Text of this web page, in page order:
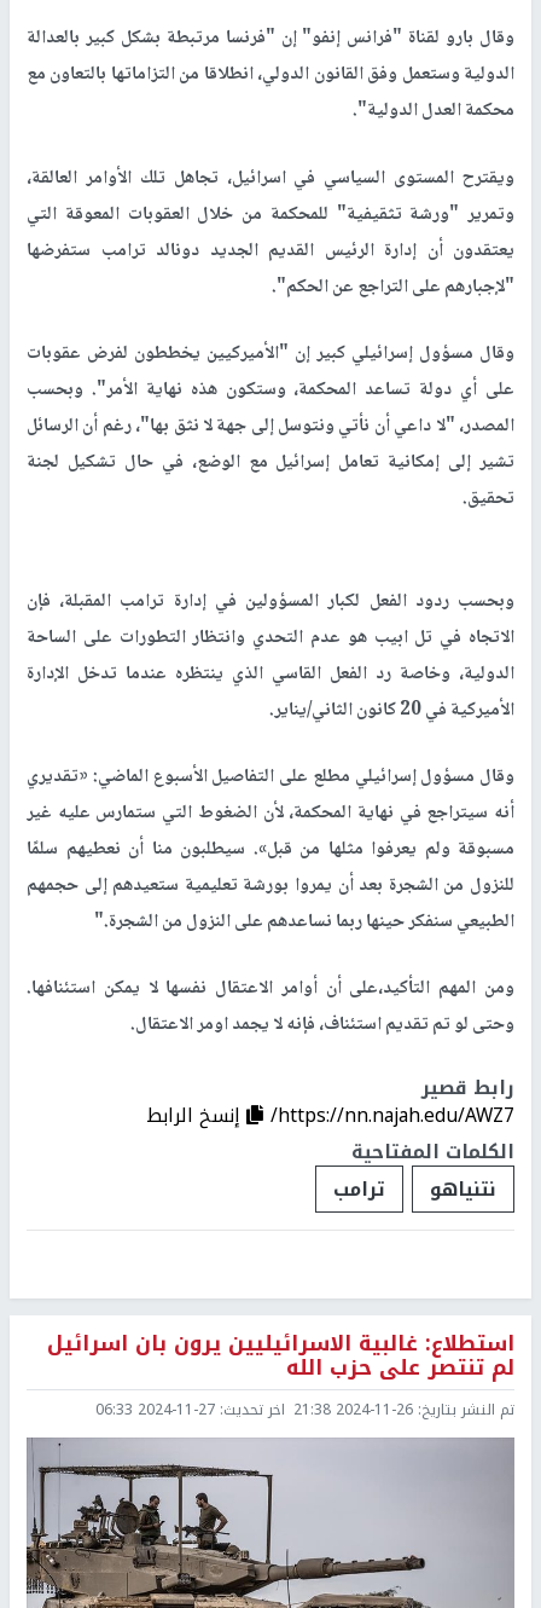
وقال بارو لقناة "فرانس إنفو" إن "فرنسا مرتبطة بشكل كبير بالعدالة
الدولية وستعمل وفق القانون الدولي، انطلاقا من التزاماتها بالتعاون مع
محكمة العدل الدولية".
ويقترح المستوى السياسي في اسرائيل، تجاهل تلك الأوامر العالقة،
وتمرير "ورشة تثقيفية" للمحكمة من خلال العقوبات المعوقة التي
يعتقدون أن إدارة الرئيس القديم الجديد دونالد ترامب ستفرضها
"لإجبارهم على التراجع عن الحكم".
وقال مسؤول إسرائيلي كبير إن "الأميركيين يخططون لفرض عقوبات
على أي دولة تساعد المحكمة، وستكون هذه نهاية الأمر". وبحسب
المصدر، "لا داعي أن نأتي ونتوسل إلى جهة لا نثق بها"، رغم أن الرسائل
تشير إلى إمكانية تعامل إسرائيل مع الوضع، في حال تشكيل لجنة
تحقيق.
وبحسب ردود الفعل لكبار المسؤولين في إدارة ترامب المقبلة، فإن
الاتجاه في تل ابيب هو عدم التحدي وانتظار التطورات على الساحة
الدولية، وخاصة رد الفعل القاسي الذي ينتظره عندما تدخل الإدارة
الأميركية في 20 كانون الثاني/يناير.
وقال مسؤول إسرائيلي مطلع على التفاصيل الأسبوع الماضي: «تقديري
أنه سيتراجع في نهاية المحكمة، لأن الضغوط التي ستمارس عليه غير
مسبوقة ولم يعرفوا مثلها من قبل». سيطلبون منا أن نعطيهم سلمًا
للنزول من الشجرة بعد أن يمروا بورشة تعليمية ستعيدهم إلى حجمهم
الطبيعي سنفكر حينها ربما نساعدهم على النزول من الشجرة."
ومن المهم التأكيد،على أن أوامر الاعتقال نفسها لا يمكن استئنافها.
وحتى لو تم تقديم استئناف، فإنه لا يجمد اومر الاعتقال.
رابط قصير
https://nn.najah.edu/AWZ7/
إنسخ الرابط
الكلمات المفتاحية
نتنياهو
ترامب
استطلاع: غالبية الاسرائيليين يرون بان اسرائيل
لم تنتصر على حزب الله
تم النشر بتاريخ: 2024-11-26 21:38 اخر تحديث: 2024-11-27 06:33